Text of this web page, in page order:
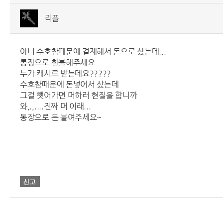
리플
아니 수호참때문에 결재해서 돈으로 샀는데...
통장으로 환불해주세요
누가 캐시로 받는데요?????
수호참때문에 돈넣어서 샀는데
그걸 뺏어가면 머하러 현질을 합니까
와,.,....진짜 머 이래...
통장으로 돈 붙여주세요~